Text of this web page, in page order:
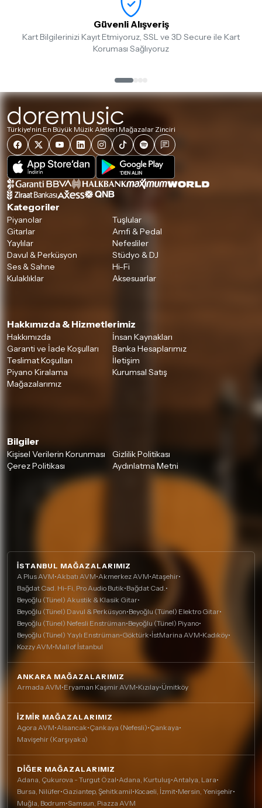
Güvenli Alışveriş
Kart Bilgilerinizi Kayıt Etmiyoruz, SSL ve 3D Secure ile Kart
Koruması Sağlıyoruz
Türkiye'nin En Büyük Müzik Aletleri Mağazalar Zinciri
Kategoriler
Piyanolar
Tuşlular
Gitarlar
Amfi & Pedal
Yaylılar
Nefesliler
Davul & Perküsyon
Stüdyo & DJ
Ses & Sahne
Hi-Fi
Kulaklıklar
Aksesuarlar
Hakkımızda & Hizmetlerimiz
Hakkımızda
İnsan Kaynakları
Garanti ve İade Koşulları
Banka Hesaplarımız
Teslimat Koşulları
İletişim
Piyano Kiralama
Kurumsal Satış
Mağazalarımız
Bilgiler
Kişisel Verilerin Korunması
Gizlilik Politikası
Çerez Politikası
Aydınlatma Metni
İSTANBUL MAĞAZALARIMIZ
A Plus AVM•Akbatı AVM•Akmerkez AVM•Ataşehir•
Bağdat Cad. Hi-Fi, Pro Audio Butik•Bağdat Cad.•
Beyoğlu (Tünel) Akustik & Klasik Gitar•
Beyoğlu (Tünel) Davul & Perküsyon•Beyoğlu (Tünel) Elektro Gitar•
Beyoğlu (Tünel) Nefesli Enstrüman•Beyoğlu (Tünel) Piyano•
Beyoğlu (Tünel) Yaylı Enstrüman•Göktürk•İstMarina AVM•Kadıköy•
Kozzy AVM•Mall of İstanbul
ANKARA MAĞAZALARIMIZ
Armada AVM•Eryaman Kaşmir AVM•Kızılay•Ümitköy
İZMIR MAĞAZALARIMIZ
Agora AVM•Alsancak•Çankaya (Nefesli)•Çankaya•
Mavişehir (Karşıyaka)
DIĞER MAĞAZALARIMIZ
Adana, Çukurova - Turgut Özal•Adana, Kurtuluş•Antalya, Lara•
Bursa, Nilüfer•Gaziantep, Şehitkamil•Kocaeli, İzmit•Mersin, Yenişehir•
Muğla, Bodrum•Samsun, Piazza AVM